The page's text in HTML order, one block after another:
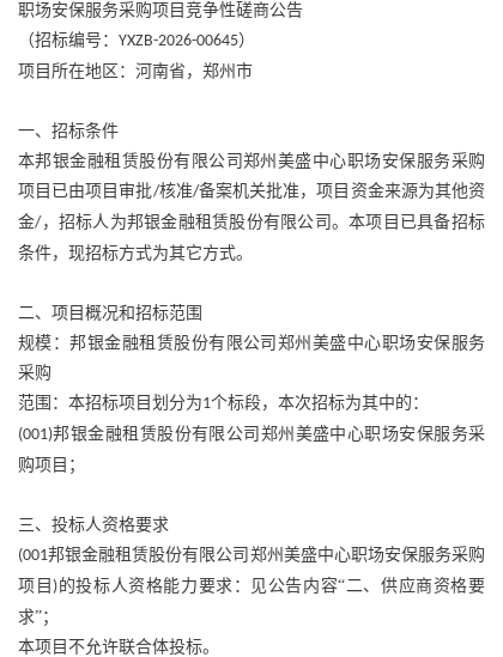
职场安保服务采购项目竞争性磋商公告
（招标编号： YXZB-2026-00645）
项目所在地区：河南省，郑州市
一、招标条件
本邦银金融租赁股份有限公司郑州美盛中心职场安保服务采购
项目已由项目审批/核准/备案机关批准，项目资金来源为其他资
金/，招标人为邦银金融租赁股份有限公司。本项目已具备招标
条件，现招标方式为其它方式。
二、项目概况和招标范围
规模：邦银金融租赁股份有限公司郑州美盛中心职场安保服务
采购
范围：本招标项目划分为1个标段，本次招标为其中的：
(001)邦银金融租赁股份有限公司郑州美盛中心职场安保服务采
购项目；
三、投标人资格要求
(001邦银金融租赁股份有限公司郑州美盛中心职场安保服务采购
项目)的投标人资格能力要求：见公告内容“二、供应商资格要
求”；
本项目不允许联合体投标。